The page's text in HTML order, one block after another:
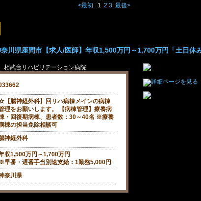
<最初
1 2 3 最後>
川県座間市【求人/医師】年収1,500万円～1,700万円「土日休
武台リハビリテーション病院
【脳神経外科】回リハ病棟メインの病棟
理をお願いします。 【病棟管理】療養病
・回復期病棟、患者数：30～40名 ※療養
棟の担当免除相談可
神経外科
収1,500万円～1,700万円
早番・遅番手当別途支給：1勤務5,000円
奈川県